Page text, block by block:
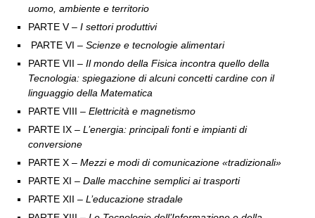
uomo, ambiente e territorio
PARTE V– I settori produttivi
PARTE VI – Scienze e tecnologie alimentari
PARTE VII – Il mondo della Fisica incontra quello della
Tecnologia: spiegazione di alcuni concetti cardine con il
linguaggio della Matematica
PARTE VIII – Elettricità e magnetismo
PARTE IX – L’energia: principali fonti e impianti di
conversione
PARTE X – Mezzi e modi di comunicazione «tradizionali»
PARTE XI – Dalle macchine semplici ai trasporti
PARTE XII – L’educazione stradale